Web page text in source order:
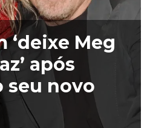
‘deixe Meg
​​após
seu novo